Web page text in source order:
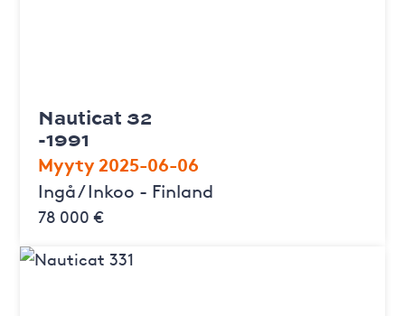
Nauticat 32
-1991
Myyty 2025-06-06
Ingå / Inkoo - Finland
78 000 €